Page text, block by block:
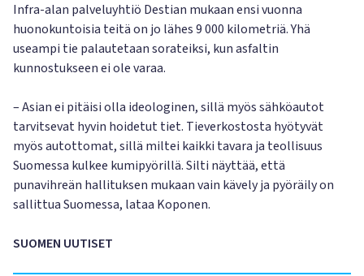
Infra-alan palveluyhtiö Destian mukaan ensi vuonna
huonokuntoisia teitä on jo lähes 9 000 kilometriä. Yhä
useampi tie palautetaan sorateiksi, kun asfaltin
kunnostukseen ei ole varaa.
– Asian ei pitäisi olla ideologinen, sillä myös sähköautot
tarvitsevat hyvin hoidetut tiet. Tieverkostosta hyötyvät
myös autottomat, sillä miltei kaikki tavara ja teollisuus
Suomessa kulkee kumipyörillä. Silti näyttää, että
punavihreän hallituksen mukaan vain kävely ja pyöräily on
sallittua Suomessa, lataa Koponen.
SUOMEN UUTISET